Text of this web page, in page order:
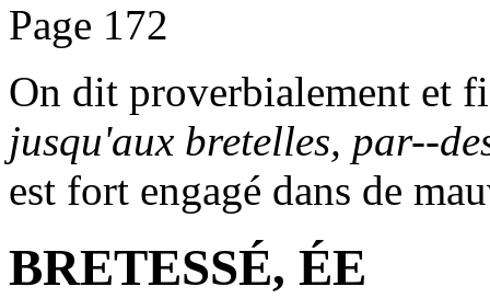
Page 172
On dit proverbialement et
jusqu'aux bretelles, par--
est fort engagé dans de
BRETESSÉ, ÉE